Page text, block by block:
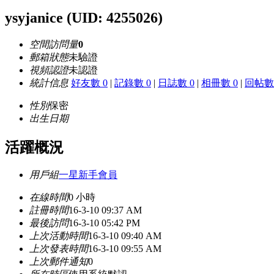
ysyjanice (UID: 4255026)
空間訪問量0
郵箱狀態未驗證
視頻認證未認證
統計信息 好友數 0 | 記錄數 0 | 日誌數 0 | 相冊數 0 | 回帖
性別保密
出生日期
活躍概況
用戶組一星新手會員
在線時間0 小時
註冊時間16-3-10 09:37 AM
最後訪問16-3-10 05:42 PM
上次活動時間16-3-10 09:40 AM
上次發表時間16-3-10 09:55 AM
上次郵件通知0